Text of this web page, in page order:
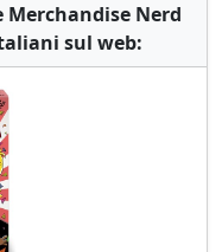
Merchandise Nerd
sul web: